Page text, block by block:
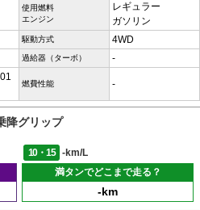
使用燃料
エンジン
レギュラー
ガソリン
駆動方式 4WD
過給器（ターボ） -
燃費性能 -
降グリップ
10・15
-km/L
満タンでどこまで走る？
-km